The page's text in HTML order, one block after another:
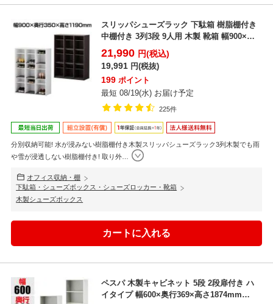
スリッパシューズラック 下駄箱 樹脂棚付き
中棚付き 3列3段 9人用 木製 靴箱 幅900×奥
行3...
21,990 円(税込)
19,991 円(税抜)
199 ポイント
最短 08/19(水) お届け予定
225件
分別収納可能! 水が浸みない樹脂棚付き木製スリッパシューズラック3列木製でも雨
や雪が浸透しない樹脂棚付き! 取り外…
オフィス収納・棚
下駄箱・シューズボックス・シューズロッカー・靴箱
木製シューズボックス
ペスパ 木製キャビネット 5段 2段扉付き ハ
イタイプ 幅600×奥行369×高さ1874mm